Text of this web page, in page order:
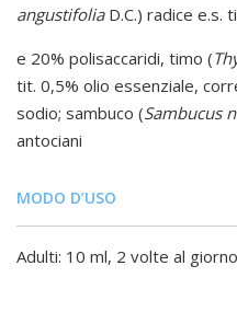
angustifoliaD.C.) radice e.s.
e 20% polisaccaridi, timo (
tit. 0,5% olio essenziale,
sodio; sambuco (Sambucus
antociani
MODO D’USO
Adulti: 10 ml, 2 volte al